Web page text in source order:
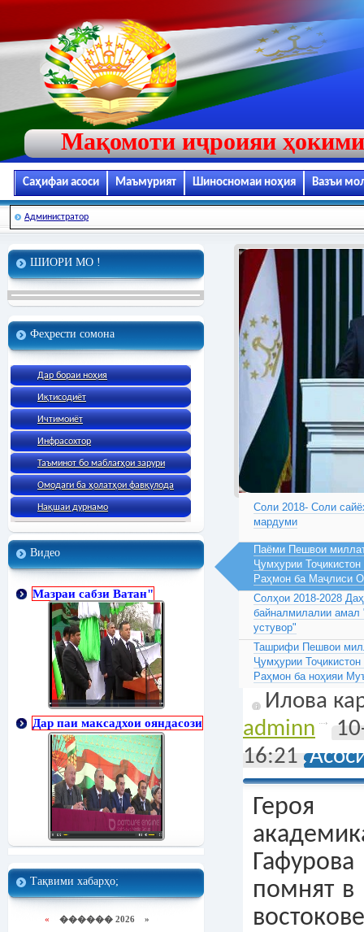
Мақомоти иҷроияи
Саҳифаи асоси Маъмурият Шиносномаи ноҳия Вазъи
Администратор
ШИОРИ МО !
Феҳрести сомона
Дар бораи ноҳия
Иқтисодиёт
Ичтимоиёт
Инфрасохтор
Таъминот бо маблағҳои зарури
Омодаги ба ҳолатҳои фавқулода
Нақшаи дурнамо
Видео
Мазраи сабзи Ватан"
Дар паи максадхои ояндасози
Тақвими хабарҳо;
« ������ 2026 »
Соли 2018- Соли
мардуми
Паёми Пешвои
Ҷумҳурии
Раҳмон ба Маҷлиси
Солҳои 2018-2028
байналмилалии
устувор"
Ташрифи Пешвои
Ҷумҳурии
Раҳмон ба ноҳияи
Илова
adminn
16:21
​Героя
помнят в